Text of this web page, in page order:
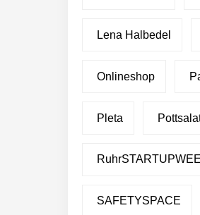
Lena Halbedel
Onlineshop
Pleta
SAFETYSPACE